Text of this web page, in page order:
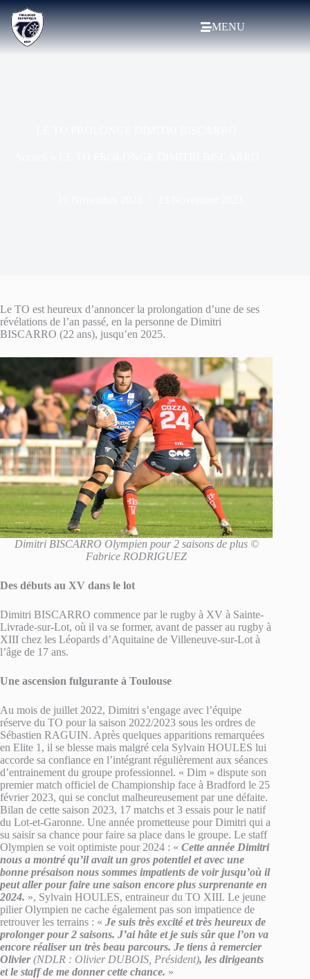
MENU
Le TO est heureux d’annoncer la prolongation d’une de ses
révélations de l’an passé, en la personne de Dimitri
BISCARRO (22 ans), jusqu’en 2025.
Dimitri BISCARRO Olympien pour 2 saisons de plus ©
Fabrice RODRIGUEZ
Des débuts au XV dans le lot
Dimitri BISCARRO commence par le rugby à XV à Sainte-
Livrade-sur-Lot, où il va se former, avant de passer au rugby à
XIII chez les Léopards d’Aquitaine de Villeneuve-sur-Lot à
l’âge de 17 ans.
Une ascension fulgurante à Toulouse
Au mois de juillet 2022, Dimitri s’engage avec l’équipe
réserve du TO pour la saison 2022/2023 sous les ordres de
Sébastien RAGUIN. Après quelques apparitions remarquées
en Elite 1, il se blesse mais malgré cela Sylvain HOULES lui
accorde sa confiance en l’intégrant régulièrement aux séances
d’entrainement du groupe professionnel. « Dim » dispute son
premier match officiel de Championship face à Bradford le 25
février 2023, qui se conclut malheureusement par une défaite.
Bilan de cette saison 2023, 17 matchs et 3 essais pour le natif
du Lot-et-Garonne. Une année prometteuse pour Dimitri qui a
su saisir sa chance pour faire sa place dans le groupe. Le staff
Olympien se voit optimiste pour 2024 : « Cette année Dimitri
nous a montré qu’il avait un gros potentiel et avec une
bonne présaison nous sommes impatients de voir jusqu’où il
peut aller pour faire une saison encore plus surprenante en
2024. », Sylvain HOULES, entraineur du TO XIII. Le jeune
pilier Olympien ne cache également pas son impatience de
retrouver les terrains : « Je suis très excité et très heureux de
prolonger pour 2 saisons. J’ai hâte et je suis sûr que l’on va
encore réaliser un très beau parcours. Je tiens à remercier
Olivier(NDLR : Olivier DUBOIS, Président), les dirigeants
et le staff de me donner cette chance. »